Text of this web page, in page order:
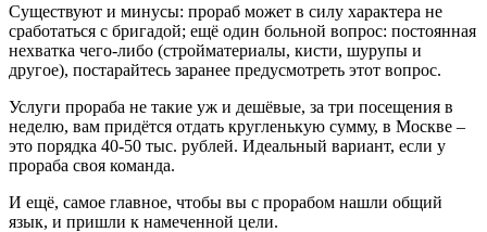
Существуют и минусы: прораб может в силу характера не
сработаться с бригадой; ещё один больной вопрос: постоянная
нехватка чего-либо (стройматериалы, кисти, шурупы и
другое), постарайтесь заранее предусмотреть этот вопрос.
Услуги прораба не такие уж и дешёвые, за три посещения в
неделю, вам придётся отдать кругленькую сумму, в Москве –
это порядка 40-50 тыс. рублей. Идеальный вариант, если у
прораба своя команда.
И ещё, самое главное, чтобы вы с прорабом нашли общий
язык, и пришли к намеченной цели.